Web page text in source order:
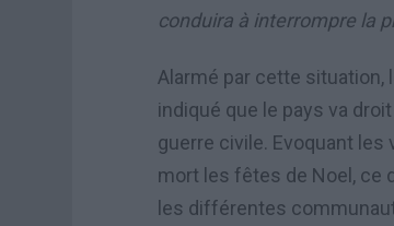
conduira à interrompre la
Alarmé par cette situation,
indiqué que le pays va
guerre civile. Evoquant
mort les fêtes de Noel, ce
les différentes